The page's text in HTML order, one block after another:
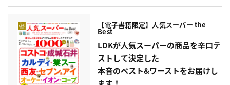
【電子書籍限定】人気スーパー the
Best
LDKが人気スーパーの商品を辛口テ
ストして決定した
本音のベスト&ワーストをお届けし